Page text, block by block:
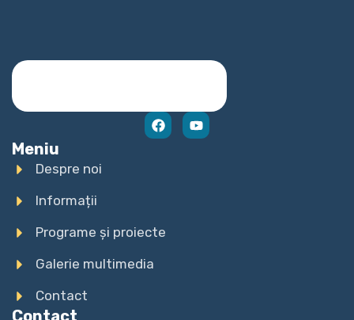
Meniu
Despre noi
Informații
Programe și proiecte
Galerie multimedia
Contact